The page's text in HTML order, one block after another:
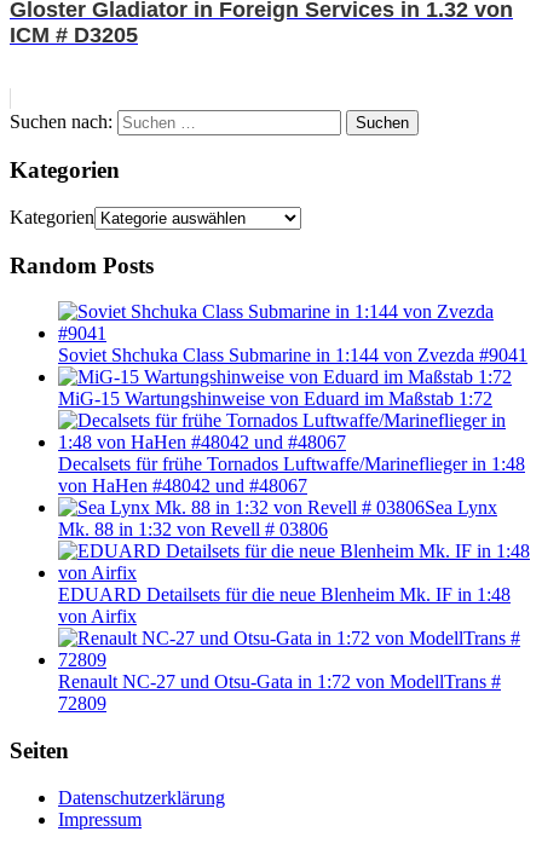
Gloster Gladiator in Foreign Services in 1.32 von
ICM # D3205
Suchen nach: Suchen
Kategorien
Kategorien
Random Posts
Soviet Shchuka Class Submarine in 1:144 von Zvezda #9041
MiG-15 Wartungshinweise von Eduard im Maßstab 1:72
Decalsets für frühe Tornados Luftwaffe/Marineflieger in 1:48
von HaHen #48042 und #48067
Sea Lynx
Mk. 88 in 1:32 von Revell # 03806
EDUARD Detailsets für die neue Blenheim Mk. IF in 1:48
von Airfix
Renault NC-27 und Otsu-Gata in 1:72 von ModellTrans #
72809
Seiten
Datenschutzerklärung
Impressum